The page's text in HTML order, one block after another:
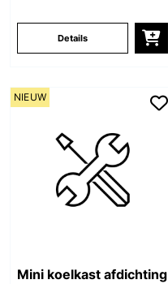
Details
Mini koelkast afdichting
NIEUW